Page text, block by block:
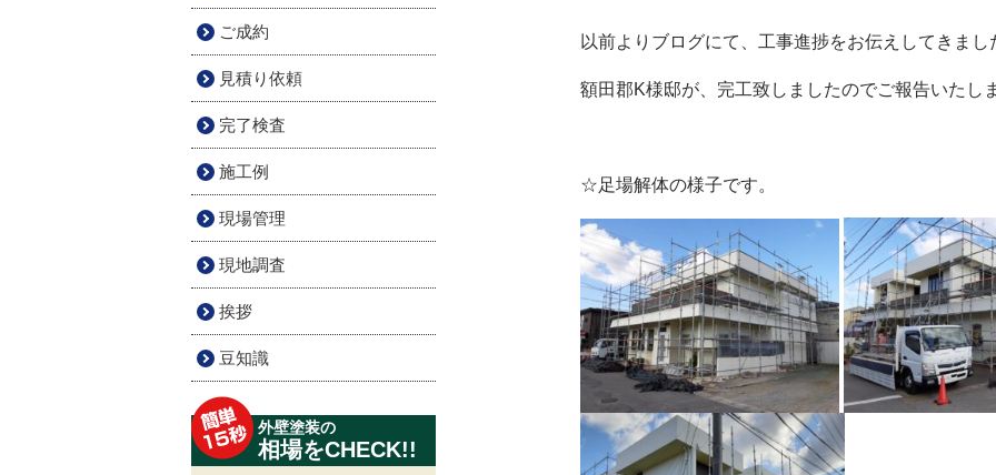
以前よりブログにて、工事進捗をお伝えしてきまし
額田郡K様邸が、完工致しましたのでご報告いたし
☆足場解体の様子です。
ご成約
見積り依頼
完了検査
施工例
現場管理
現地調査
挨拶
豆知識
外壁塗装の
相場をCHECK!!